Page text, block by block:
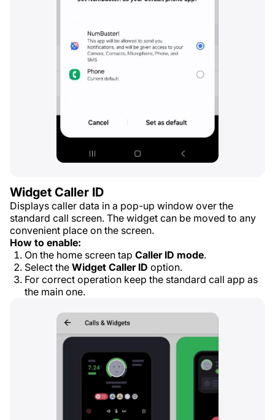
Widget Caller ID
Displays caller data in a pop-up window over the
standard call screen. The widget can be moved to any
convenient place on the screen.
How to enable:
On the home screen tap Caller ID mode.
Select the Widget Caller ID option.
For correct operation keep the standard call app as
the main one.